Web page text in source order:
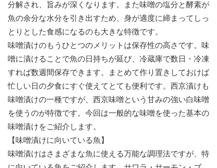
分解され、旨みが深くなります。また味噌の塩分と酵素が
魚の余分な水分を引き出すため、身が適度に締まってしっ
とりとした食感になるのも大きな特徴です。
味噌漬けのもうひとつのメリットは保存性の高さです。味
噌に漬けることで魚の日持ちが延び、冷蔵庫で数日・冷凍
すれば数週間保存できます。まとめて作り置きしておけば
忙しい日の夕食にすぐ使えてとても便利です。西京漬けも
味噌漬けの一種ですが、西京味噌という甘みの強い白味噌
を使うのが特徴です。今回は一般的な味噌を使った基本の
味噌漬けをご紹介します。
【味噌漬けに向いている魚】
味噌漬けはさまざまな魚に使える万能な調理法ですが、特